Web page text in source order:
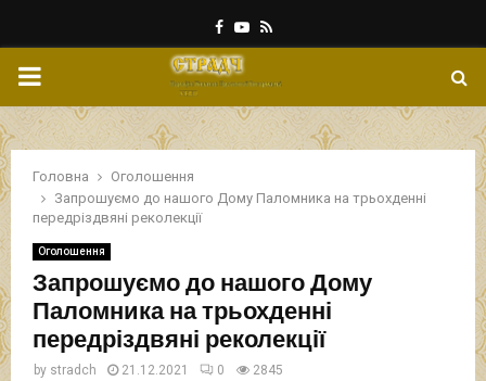
Facebook
Youtube
Rss
PRIMARY
MENU
Головна
Оголошення
Запрошуємо до нашого Дому Паломника на трьохденні
передріздвяні реколекції
Оголошення
Запрошуємо до нашого Дому
Паломника на трьохденні
передріздвяні реколекції
by stradch 21.12.2021 0 2845